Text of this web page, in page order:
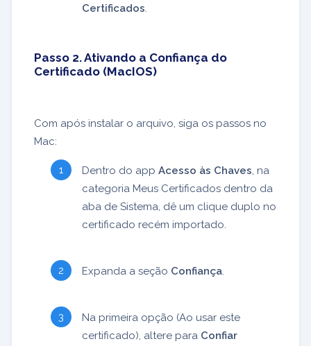
Certificados
Passo 2. Ativando a Confiança do
Certificado (MacIOS)
Com após instalar o arquivo, siga os passos no
Mac:
Dentro do app Acesso às Chaves , na
categoria Meus Certificados dentro da
aba de Sistema, dê um clique duplo no
certificado recém importado.
Expanda a seção Confiança
Na primeira opção (Ao usar este
certificado), altere para Confiar